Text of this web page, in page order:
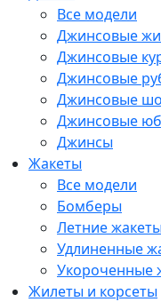
Все модели
Джинсовые
Джинсовые
Джинсовые
Джинсовые
Джинсовые
Джинсы
Жакеты
Все модели
Бомберы
Летние жакеты
Удлиненные
Укороченные
Жилеты и корсеты